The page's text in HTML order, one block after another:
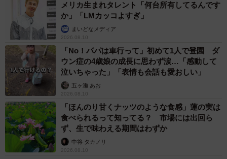
メリカ生まれタレント「何台所有してるんです
か」「LMカッコよすぎ」
まいどなメディア
2026.08.10
「No！パパは車行って」初めて1人で登園 ダ
ウン症の4歳娘の成長に思わず涙…「感動して
泣いちゃった」「表情も会話も愛おしい」
五ヶ瀬 あお
2026.08.10
「ほんのり甘くナッツのような食感」蓮の実は
食べられるって知ってる？ 市場には出回ら
ず、生で味わえる期間はわずか
中将 タカノリ
2026.08.10